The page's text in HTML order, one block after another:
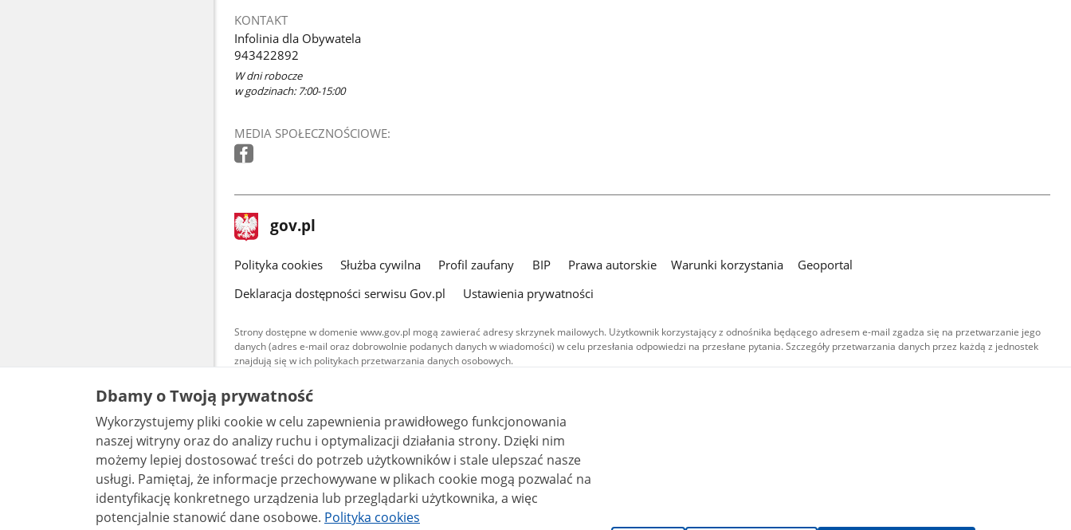
KONTAKT
Infolinia dla Obywatela
943422892
W dni robocze
w godzinach: 7:00-15:00
MEDIA SPOŁECZNOŚCIOWE:
stopka
gov.pl Strona
gov.pl
gov.pl
Polityka cookies Służba cywilna Profil zaufany BIP Prawa autorskie Warunki korzystania
Geoportal
Deklaracja dostępności serwisu Gov.pl
Ustawienia prywatności
Strony dostępne w domenie www.gov.pl mogą zawierać adresy skrzynek mailowych. Użytkownik korzystający z odnośnika będącego adresem e-mail zgadza się na przetwarzanie jego
danych (adres e-mail oraz dobrowolnie podanych danych w wiadomości) w celu przesłania odpowiedzi na przesłane pytania. Szczegóły przetwarzania danych przez każdą z jednostek
znajdują się w ich politykach przetwarzania danych osobowych.
Treści tekstowe publikowane w serwisie (z wyłączeniem treści audiowizualnych), są
udostępniane na licencji typu Creative Commons: uznanie autorstwa - na tych samych
warunkach 4.0 (CC BY-SA 4.0). Materiały audiowizualne, w tym zdjęcia, materiały audio i wideo,
są udostępniane na licencji typu Creative Commons: uznanie autorstwa użycie niekomercyjne -
bez utworów zależnych 4.0 (CC BY-NC-ND 4.0), o ile nie jest to stwierdzone inaczej.
Dbamy o Twoją prywatność
Wykorzystujemy pliki cookie w celu zapewnienia prawidłowego funkcjonowania
naszej witryny oraz do analizy ruchu i optymalizacji działania strony. Dzięki nim
możemy lepiej dostosować treści do potrzeb użytkowników i stale ulepszać nasze
usługi. Pamiętaj, że informacje przechowywane w plikach cookie mogą pozwalać na
identyfikację konkretnego urządzenia lub przeglądarki użytkownika, a więc
potencjalnie stanowić dane osobowe. Polityka cookies